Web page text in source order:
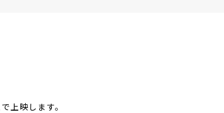
上映します。